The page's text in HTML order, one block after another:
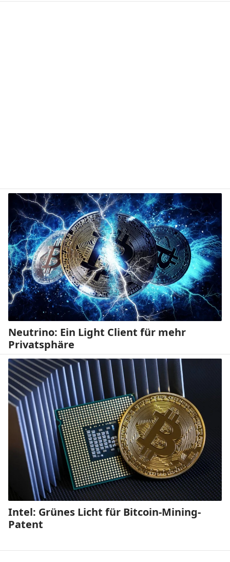
Neutrino: Ein Light Client für mehr
Privatsphäre
Intel: Grünes Licht für Bitcoin-Mining-
Patent